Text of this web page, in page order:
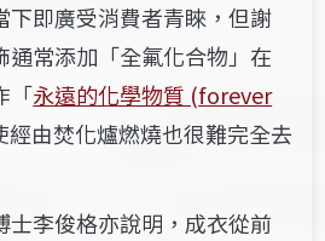
下即廣受消費者青睞，但謝
通常添加「全氟化合物」在
「永遠的化學物質 (forever
經由焚化爐燃燒也很難完全去
士李俊格亦說明，成衣從前